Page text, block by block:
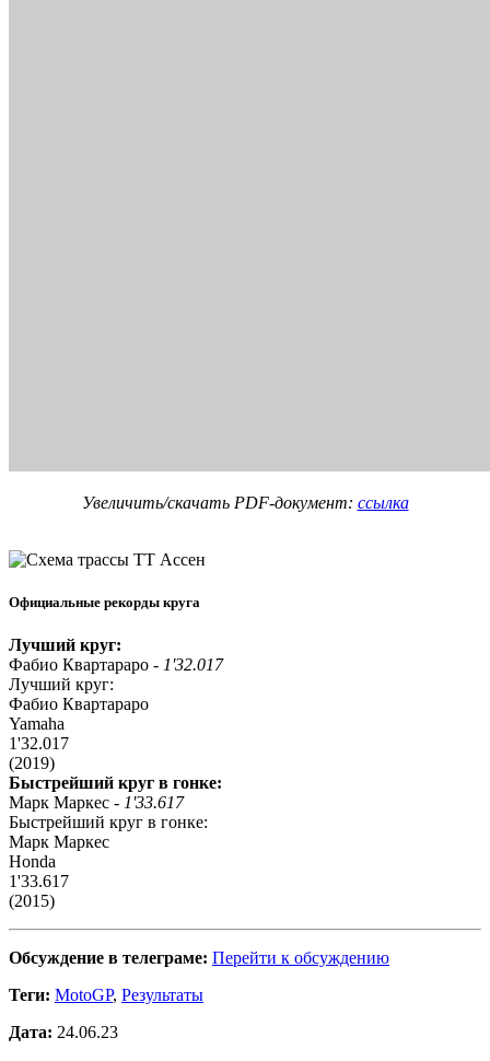
Увеличить/скачать PDF-документ: ссылка
Официальные рекорды круга
Лучший круг:
Фабио Квартараро - 1'32.017
Лучший круг:
Фабио Квартараро
Yamaha
1'32.017
(2019)
Быстрейший круг в гонке:
Марк Маркес - 1'33.617
Быстрейший круг в гонке:
Марк Маркес
Honda
1'33.617
(2015)
Обсуждение в телеграме: Перейти к обсуждению
Теги: MotoGP, Результаты
Дата: 24.06.23